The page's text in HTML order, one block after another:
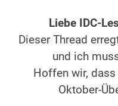
Liebe IDC-
Dieser Thread
und ich
Hoffen wir,
Oktober-